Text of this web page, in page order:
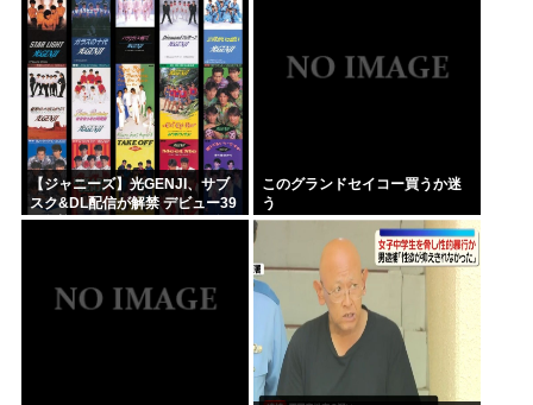
【ジャニーズ】光GENJI、サブ
スク&DL配信が解禁 デビュー39
周年迎える8月19日から40周年
このグランドセイコー買うか迷
う